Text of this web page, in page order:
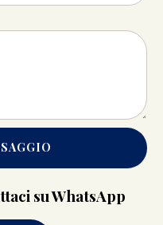
su WhatsApp